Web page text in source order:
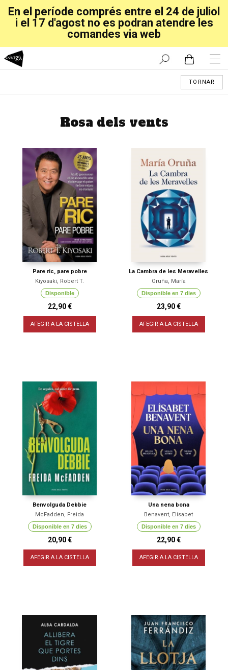
En el període comprés entre el 24 de juliol
i el 17 d'agost no es podran atendre les
comandes via web
TORNAR
Rosa dels vents
Pare ric, pare pobre
Kiyosaki, Robert T.
Disponible
22,90 €
AFEGIR A LA CISTELLA
La Cambra de les Meravelles
Oruña, María
Disponible en 7 dies
23,90 €
AFEGIR A LA CISTELLA
Benvolguda Debbie
McFadden, Freida
Disponible en 7 dies
20,90 €
AFEGIR A LA CISTELLA
Una nena bona
Benavent, Elísabet
Disponible en 7 dies
22,90 €
AFEGIR A LA CISTELLA